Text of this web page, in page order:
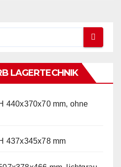
LAGERTECHNIK
440x370x70 mm, ohne
437x345x78 mm